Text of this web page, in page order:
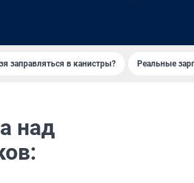
заправляться в канистры? Реальные
над